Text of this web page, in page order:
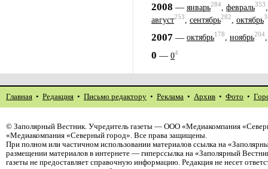
2008 — январь284 февраль353
август253 сентябрь282 октябрь
2007 — октябрь178, ноябрь204
0 — 04
Главная • Редакция • Письмо редактору • Реклама • Архив • Фото •
© Заполярный Вестник. Учредитель газеты — ООО «Медиакомпания
«Медиакомпания «Северный город». Все права защищены.
При полном или частичном использовании материалов ссылка на
размещении материалов в интернете — гиперссылка на «Заполярный
газеты не предоставляет справочную информацию. Редакция не несет